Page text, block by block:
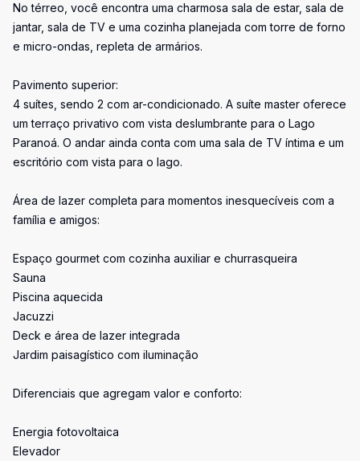
No térreo, você encontra uma charmosa sala de estar, sala de
jantar, sala de TV e uma cozinha planejada com torre de forno
e micro-ondas, repleta de armários.
Pavimento superior:
4 suítes, sendo 2 com ar-condicionado. A suíte master oferece
um terraço privativo com vista deslumbrante para o Lago
Paranoá. O andar ainda conta com uma sala de TV íntima e um
escritório com vista para o lago.
Área de lazer completa para momentos inesquecíveis com a
família e amigos:
Espaço gourmet com cozinha auxiliar e churrasqueira
Sauna
Piscina aquecida
Jacuzzi
Deck e área de lazer integrada
Jardim paisagístico com iluminação
Diferenciais que agregam valor e conforto:
Energia fotovoltaica
Elevador